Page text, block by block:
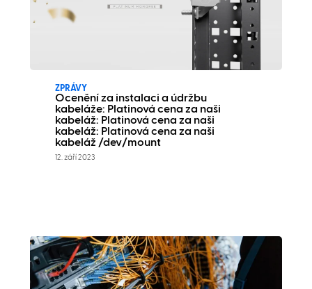
ZPRÁVY
Ocenění za instalaci a údržbu
kabeláže: Platinová cena za naši
kabeláž: Platinová cena za naši
kabeláž: Platinová cena za naši
kabeláž /dev/mount
12. září 2023